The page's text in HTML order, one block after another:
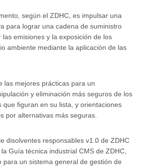
según el ZDHC, es impulsar una
para lograr una cadena de suministro
emisiones y la exposición de los
ambiente mediante la aplicación de las
las mejores prácticas para un
y eliminación más seguros de los
que figuran en su lista, y orientaciones
por alternativas más seguras.
disolventes responsables v1.0 de ZDHC
Guía técnica industrial CMS de ZDHC,
para un sistema general de gestión de